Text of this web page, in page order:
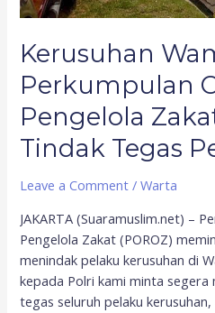
Kerusuhan
Perkumpulan
Pengelola
Tindak Tegas
Leave a Comment /Warta
JAKARTA (Suaramuslim.net) –
Pengelola Zakat (POROZ)
menindak pelaku kerusuhan di
kepada Polri kami minta segera
tegas seluruh pelaku
Tegas